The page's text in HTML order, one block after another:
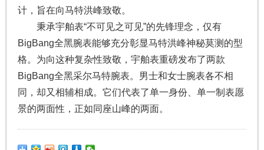
计，旨在向马特洪峰致敬。
秉承宇舶表“不可见之可见”的先锋理念，仅有
BigBang全黑腕表能够充分彰显马特洪峰神秘莫测的型
格。为向这种复杂性致敬，宇舶表重磅发布了两款
BigBang全黑采尔马特腕表。男士和女士腕表各不相
同，却又相辅相成。它们代表了单一身份、单一制表愿
景的两面性，正如同座山峰的两面。